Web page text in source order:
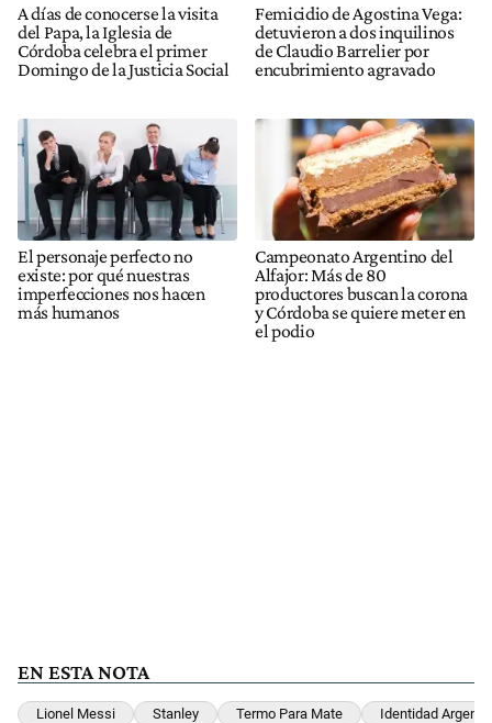
A días de conocerse la visita
del Papa, la Iglesia de
Córdoba celebra el primer
Domingo de la Justicia Social
Femicidio de Agostina Vega:
detuvieron a dos inquilinos
de Claudio Barrelier por
encubrimiento agravado
El personaje perfecto no
existe: por qué nuestras
imperfecciones nos hacen
más humanos
Campeonato Argentino del
Alfajor: Más de 80
productores buscan la corona
y Córdoba se quiere meter en
el podio
EN ESTA NOTA
Lionel Messi Stanley Termo Para Mate Identidad